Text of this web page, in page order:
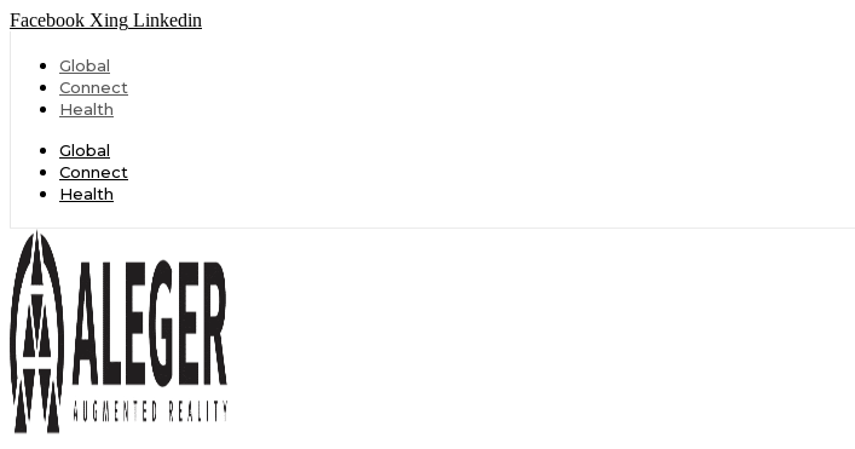
Facebook Xing Linkedin
Global
Connect
Health
Global
Connect
Health